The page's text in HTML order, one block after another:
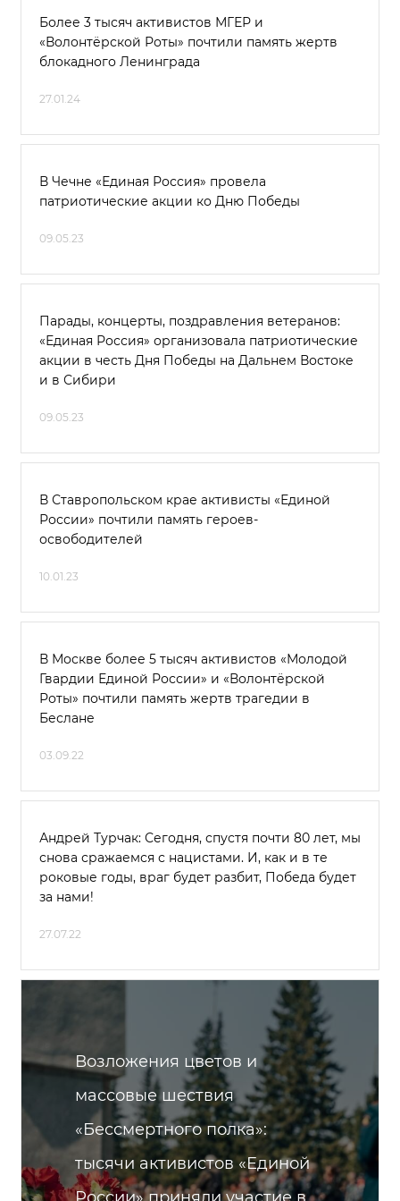
Более 3 тысяч активистов МГЕР и
«Волонтёрской Роты» почтили память жертв
блокадного Ленинграда
27.01.24
В Чечне «Единая Россия» провела
патриотические акции ко Дню Победы
09.05.23
Парады, концерты, поздравления ветеранов:
«Единая Россия» организовала патриотические
акции в честь Дня Победы на Дальнем Востоке
и в Сибири
09.05.23
В Ставропольском крае активисты «Единой
России» почтили память героев-
освободителей
10.01.23
В Москве более 5 тысяч активистов «Молодой
Гвардии Единой России» и «Волонтёрской
Роты» почтили память жертв трагедии в
Беслане
03.09.22
Андрей Турчак: Сегодня, спустя почти 80 лет, мы
снова сражаемся с нацистами. И, как и в те
роковые годы, враг будет разбит, Победа будет
за нами!
27.07.22
Возложения цветов и
массовые шествия
«Бессмертного полка»:
тысячи активистов «Единой